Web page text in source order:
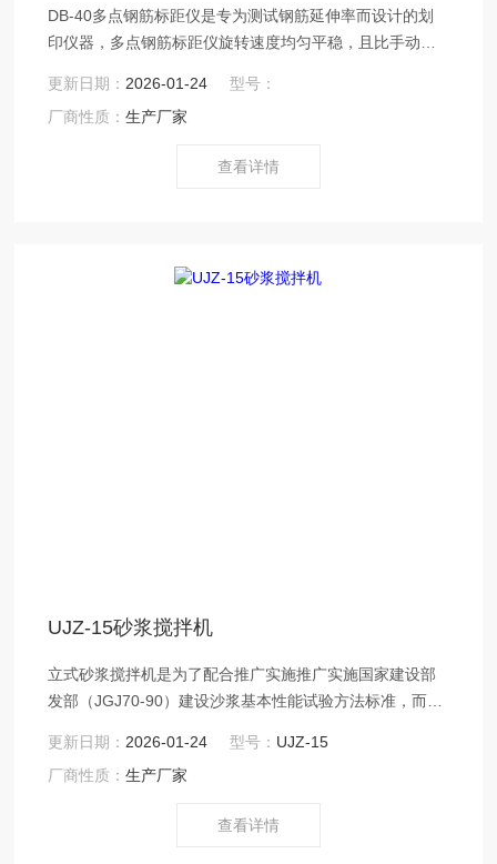
DB-40多点钢筋标距仪是专为测试钢筋延伸率而设计的划
印仪器，多点钢筋标距仪旋转速度均匀平稳，且比手动标
更新日期： 2026-01-24
型号：
厂商性质：生产厂家
查看详情
UJZ-15砂浆搅拌机
立式砂浆搅拌机是为了配合推广实施推广实施国家建设部
发部（JGJ70-90）建设沙浆基本性能试验方法标准，而设
检部门作墙体粉面材料及砖砌墙用沙浆强度试验的搅拌机
械。
更新日期： 2026-01-24 型号： UJZ-15
厂商性质：生产厂家
查看详情